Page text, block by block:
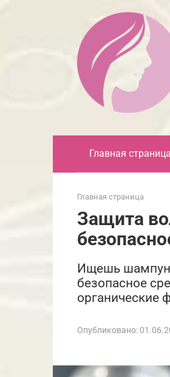
Главная страница
Главная страница
Защита
Ищешь
безопасное
органические
Опубликовано: